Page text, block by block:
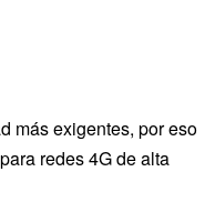
más exigentes, por eso
redes 4G de alta